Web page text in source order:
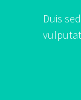
Duis